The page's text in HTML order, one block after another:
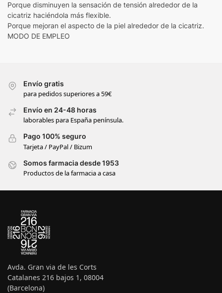
Porque disminuyen la sensación de tensión alrededor de la
cicatriz haciéndola más flexible.
Porque mejoran el aspecto de la piel alrededor de la cicatriz.
MODO DE EMPLEO
Envío gratis
para pedidos superiores a 59€
Envío en 24-48 horas
laborables para España península.
Pago 100% seguro
Tarjeta / PayPal / Bizum
Somos farmacia desde 1953
Productos de la farmacia a casa
Avda. Gran via de les Corts
Catalanes 216 bajos 1, 08004
(Barcelona)